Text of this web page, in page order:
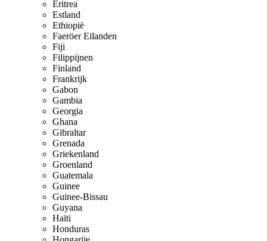
Eritrea
Estland
Ethiopië
Faeröer Eilanden
Fiji
Filippijnen
Finland
Frankrijk
Gabon
Gambia
Georgia
Ghana
Gibraltar
Grenada
Griekenland
Groenland
Guatemala
Guinee
Guinee-Bissau
Guyana
Haïti
Honduras